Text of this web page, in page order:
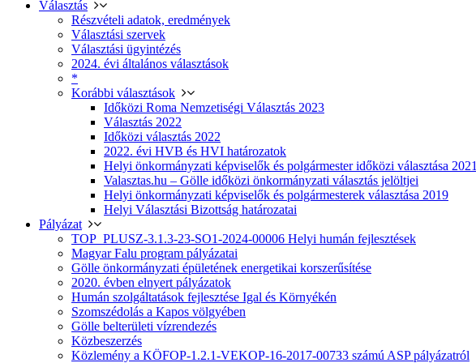
Választás
Részvételi adatok, eredmények
Választási szervek
Választási ügyintézés
2024. évi általános választások
*
Korábbi választások
Időközi Roma Nemzetiségi Választás 2023
Választás 2022
Időközi választás 2022
2022. évi HVB és HVI határozatok
Helyi önkormányzati képviselők és polgármester időközi választása 2021
Valasztas.hu – Gölle időközi önkormányzati választás jelöltjei
Helyi önkormányzati képviselők és polgármesterek választása 2019
Helyi Választási Bizottság határozatai
Pályázat
TOP_PLUSZ-3.1.3-23-SO1-2024-00006 Helyi humán fejlesztések
Magyar Falu program pályázatai
Gölle önkormányzati épületének energetikai korszerűsítése
2020. évben elnyert pályázatok
Humán szolgáltatások fejlesztése Igal és Környékén
Szomszédolás a Kapos völgyében
Gölle belterületi vízrendezés
Közbeszerzés
Közlemény a KÖFOP-1.2.1-VEKOP-16-2017-00733 számú ASP pályázatról